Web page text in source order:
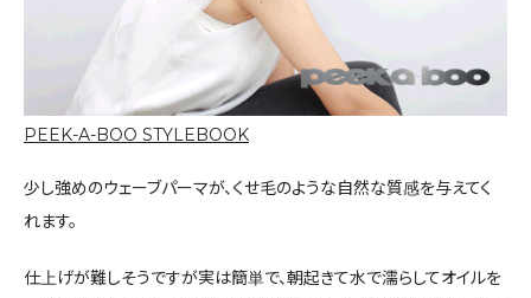
PEEK-A-BOO STYLEBOOK
少し強めのウェーブパーマが、くせ毛のような自然な質感を与えてく
れます。
仕上げが難しそうですが実は簡単で、朝起きて水で濡らしてオイルを